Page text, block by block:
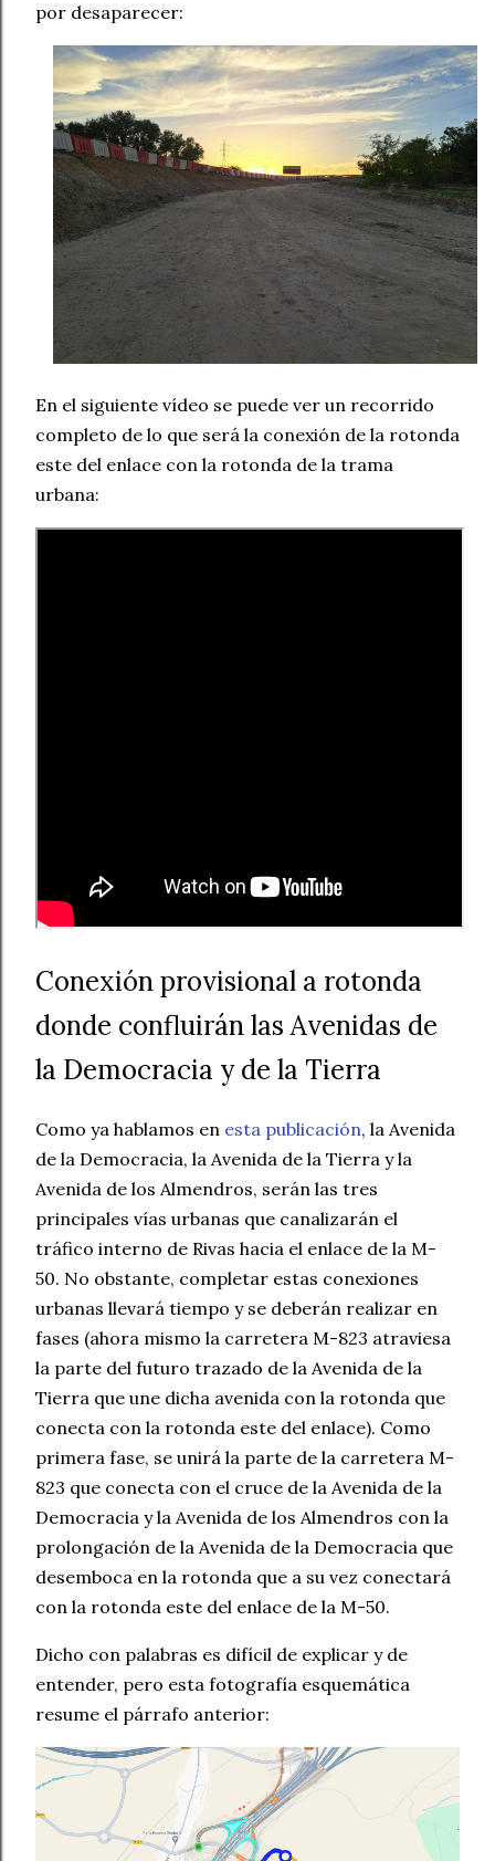
por desaparecer:
En el siguiente vídeo se puede ver un recorrido
completo de lo que será la conexión de la rotonda
este del enlace con la rotonda de la trama
urbana:
Conexión provisional a rotonda
donde confluirán las Avenidas de
la Democracia y de la Tierra
Como ya hablamos en esta publicación, la Avenida
de la Democracia, la Avenida de la Tierra y la
Avenida de los Almendros, serán las tres
principales vías urbanas que canalizarán el
tráfico interno de Rivas hacia el enlace de la M-
50. No obstante, completar estas conexiones
urbanas llevará tiempo y se deberán realizar en
fases (ahora mismo la carretera M-823 atraviesa
la parte del futuro trazado de la Avenida de la
Tierra que une dicha avenida con la rotonda que
conecta con la rotonda este del enlace). Como
primera fase, se unirá la parte de la carretera M-
823 que conecta con el cruce de la Avenida de la
Democracia y la Avenida de los Almendros con la
prolongación de la Avenida de la Democracia que
desemboca en la rotonda que a su vez conectará
con la rotonda este del enlace de la M-50.
Dicho con palabras es difícil de explicar y de
entender, pero esta fotografía esquemática
resume el párrafo anterior: